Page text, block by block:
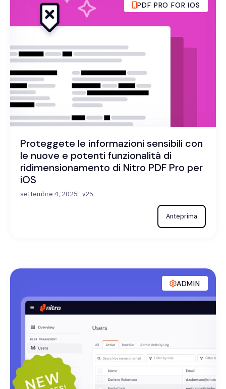
PDF PRO FOR IOS
Proteggete le informazioni sensibili con
le nuove e potenti funzionalità di
ridimensionamento di Nitro PDF Pro per
iOS
settembre 4, 2025 v25
Anteprima
ADMIN